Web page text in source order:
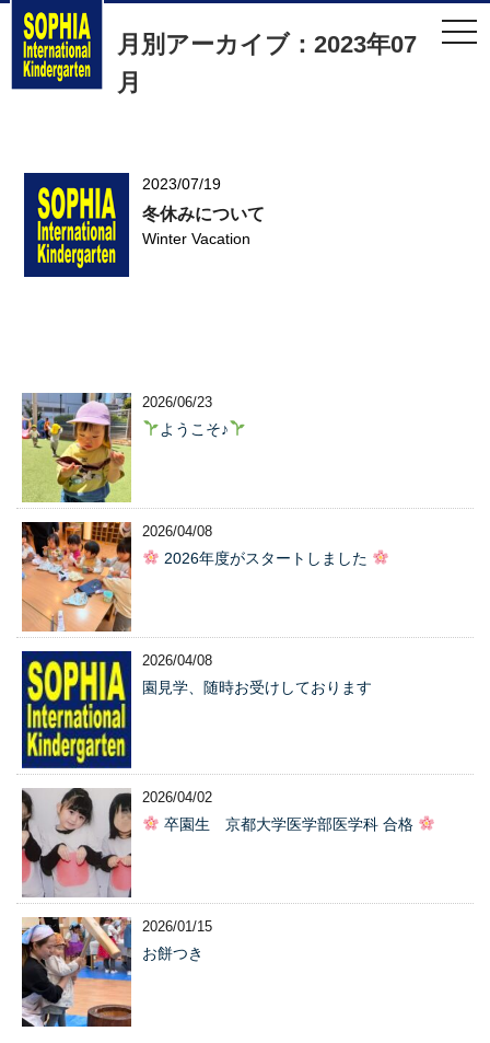
t
o
月別アーカイブ：2023年07
月
2023/07/19
冬休みについて
Winter Vacation
2026/06/23
ようこそ♪
2026/04/08
2026年度がスタートしました
2026/04/08
園見学、随時お受けしております
2026/04/02
卒園生 京都大学医学部医学科 合格
2026/01/15
お餅つき